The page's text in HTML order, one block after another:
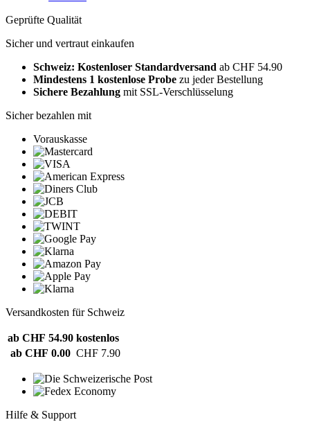
Geprüfte Qualität
Sicher und vertraut einkaufen
Schweiz: Kostenloser Standardversand ab CHF 54.90
Mindestens 1 kostenlose Probe zu jeder Bestellung
Sichere Bezahlung mit SSL-Verschlüsselung
Sicher bezahlen mit
Vorauskasse
Versandkosten für Schweiz
ab CHF 54.90 kostenlos
ab CHF 0.00 CHF 7.90
Hilfe & Support